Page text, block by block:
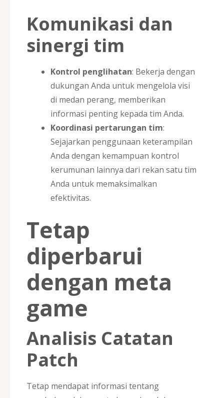
Komunikasi dan
sinergi tim
Kontrol penglihatan: Bekerja dengan
dukungan Anda untuk mengelola visi
di medan perang, memberikan
informasi penting kepada tim Anda.
Koordinasi pertarungan tim:
Sejajarkan penggunaan keterampilan
Anda dengan kemampuan kontrol
kerumunan lainnya dari rekan satu tim
Anda untuk memaksimalkan
efektivitas.
Tetap
diperbarui
dengan meta
game
Analisis Catatan
Patch
Tetap mendapat informasi tentang